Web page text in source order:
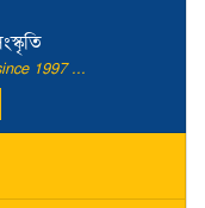
1997 ...